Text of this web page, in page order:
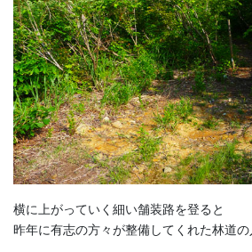
横に上がっていく細い舗装路を登ると
昨年に有志の方々が整備してくれた林道の